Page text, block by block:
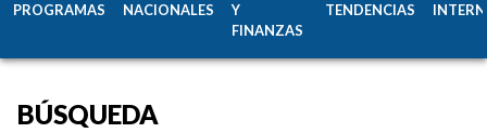
PROGRAMAS NACIONALES
Y
FINANZAS
TENDENCIAS
BÚSQUEDA